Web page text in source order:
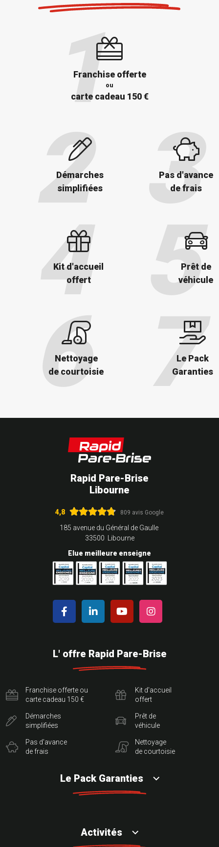
Franchise offerte
ou
carte cadeau 150 €
Démarches
simplifiées
Pas d'avance
de frais
Kit d'accueil
offert
Prêt de
véhicule
Nettoyage
de courtoisie
Le Pack
Garanties
Rapid Pare-Brise
Libourne
4,8 809 avis Google
185 avenue du Général de Gaulle
33500 Libourne
Elue meilleure enseigne
L' offre Rapid Pare-Brise
Franchise offerte ou
carte cadeau 150 €
Démarches
simplifiées
Pas d'avance
de frais
Kit d'accueil
offert
Prêt de
véhicule
Nettoyage
de courtoisie
Le Pack Garanties
Activités